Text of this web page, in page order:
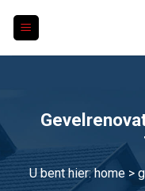
U bent hier:home>